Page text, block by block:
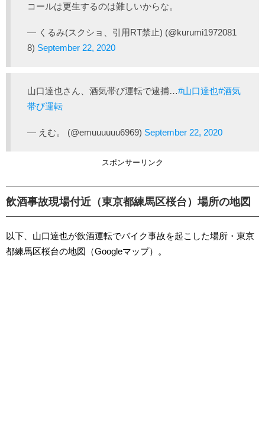
コールは更生するのは難しいからな。
— くるみ(スクショ、引用RT禁止) (@kurumi1972081
8) September 22, 2020
山口達也さん、酒気帯び運転で逮捕…#山口達也#酒気
帯び運転
— えむ。 (@emuuuuuu6969) September 22, 2020
スポンサーリンク
飲酒事故現場付近（東京都練馬区桜台）場所の地図
以下、山口達也が飲酒運転でバイク事故を起こした場所・東京
都練馬区桜台の地図（Googleマップ）。